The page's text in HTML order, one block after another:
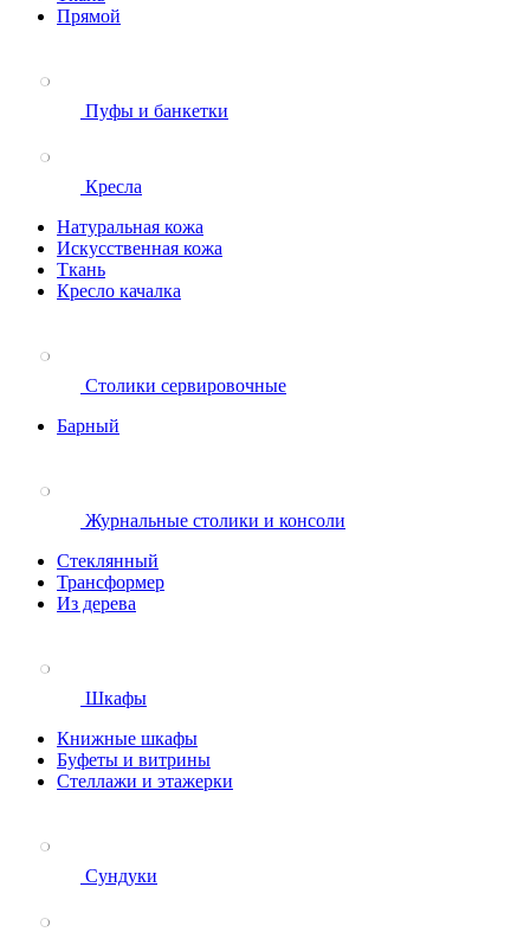
Прямой
Пуфы и банкетки
Кресла
Натуральная кожа
Искусственная кожа
Ткань
Кресло качалка
Столики сервировочные
Барный
Журнальные столики и консоли
Стеклянный
Трансформер
Из дерева
Шкафы
Книжные шкафы
Буфеты и витрины
Стеллажи и этажерки
Сундуки